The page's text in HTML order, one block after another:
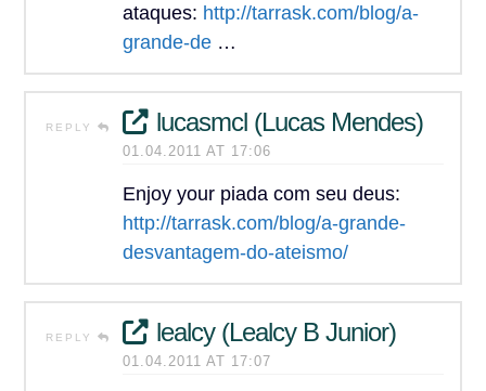
ataques: http://tarrask.com/blog/a-
grande-de …
REPLY lucasmcl (Lucas Mendes)
01.04.2011 AT 17:06
Enjoy your piada com seu deus:
http://tarrask.com/blog/a-grande-
desvantagem-do-ateismo/
REPLY lealcy (Lealcy B Junior)
01.04.2011 AT 17:07